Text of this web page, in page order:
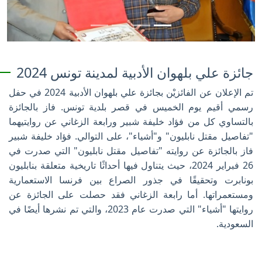
جائزة علي بلهوان الأدبية لمدينة تونس 2024
تم الإعلان عن الفائزيْن بجائزة علي بلهوان الأدبية 2024 في حفل
رسمي أقيم يوم الخميس في قصر بلدية تونس. فاز بالجائزة
بالتساوي كل من فؤاد خليفة شبير ورابعة الزغاني عن روايتيهما
"تفاصيل مقتل نابليون" و"أشياء"، على التوالي. فؤاد خليفة شبير
فاز بالجائزة عن روايته "تفاصيل مقتل نابليون" التي صدرت في
26 فبراير 2024، حيث يتناول فيها أحداثًا تاريخية متعلقة بنابليون
بونابرت وتحقيقًا في جذور الصراع بين فرنسا الاستعمارية
ومستعمراتها. أما رابعة الزغاني فقد حصلت على الجائزة عن
روايتها "أشياء" التي صدرت عام 2023، والتي تم نشرها أيضًا في
السعودية.